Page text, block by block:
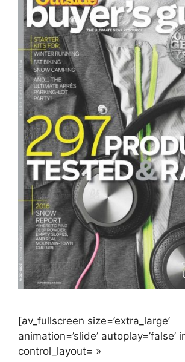
[av_fullscreen size=’extra_large’
animation=’slide’ autoplay=’false’
control_layout= »